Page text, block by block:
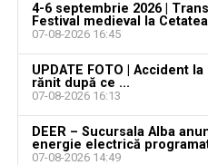
Urmărește Ziarul
YouTube Instagram
4-6 septembrie 2026 |
Festival medieval la
07-08-2026 16:45
UPDATE FOTO | Accident
rănit după ce ...
07-08-2026 16:13
DEER – Sucursala Alba
energie electrică
07-08-2026 14:49